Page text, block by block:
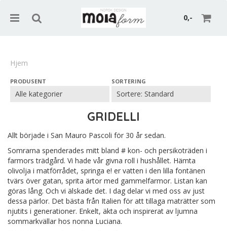
0,-
Hjem
PRODUSENT SORTERING
GRIDELLI
Allt började i San Mauro Pascoli för 30 år sedan.
Somrarna spenderades mitt bland # kon- och persikoträden i
farmors trädgård. Vi hade vår givna roll i hushållet. Hämta
olivolja i matförrådet, springa e! er vatten i den lilla fontänen
tvärs över gatan, sprita ärtor med gammelfarmor. Listan kan
göras lång. Och vi älskade det. I dag delar vi med oss av just
dessa pärlor. Det bästa från Italien för att tillaga maträtter som
njutits i generationer. Enkelt, äkta och inspirerat av ljumna
sommarkvällar hos nonna Luciana.